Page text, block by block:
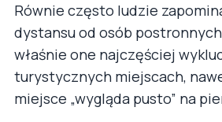
Równie często ludzie
dystansu od osób
właśnie one najczęściej
turystycznych miejscach,
miejsce „wygląda pusto” na